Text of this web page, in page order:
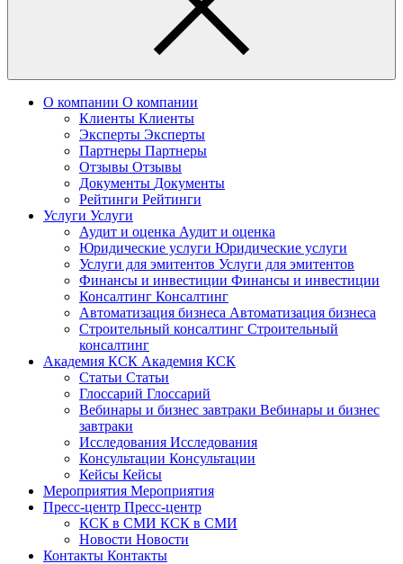
О компании О компании
Клиенты Клиенты
Эксперты Эксперты
Партнеры Партнеры
Отзывы Отзывы
Документы Документы
Рейтинги Рейтинги
Услуги Услуги
Аудит и оценка Аудит и оценка
Юридические услуги Юридические услуги
Услуги для эмитентов Услуги для эмитентов
Финансы и инвестиции Финансы и инвестиции
Консалтинг Консалтинг
Автоматизация бизнеса Автоматизация бизнеса
Строительный консалтинг Строительный
консалтинг
Академия КСК Академия КСК
Статьи Статьи
Глоссарий Глоссарий
Вебинары и бизнес завтраки Вебинары и бизнес
завтраки
Исследования Исследования
Консультации Консультации
Кейсы Кейсы
Мероприятия Мероприятия
Пресс-центр Пресс-центр
КСК в СМИ КСК в СМИ
Новости Новости
Контакты Контакты